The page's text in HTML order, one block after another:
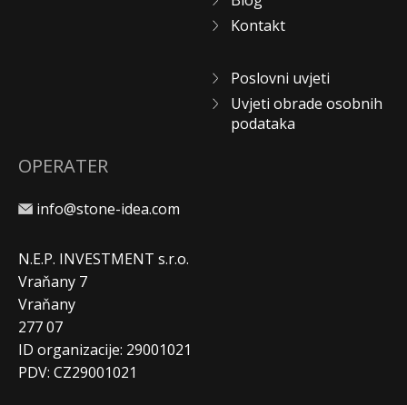
Kontakt
Poslovni uvjeti
Uvjeti obrade osobnih
podataka
OPERATER
info@stone-idea.com
N.E.P. INVESTMENT s.r.o.
Vraňany 7
Vraňany
277 07
ID organizacije: 29001021
PDV: CZ29001021